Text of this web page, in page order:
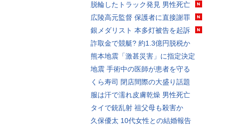
脱輪したトラック発見 男性死亡
広陵高元監督 保護者に直接謝罪
銀メダリスト 本多灯被告を起訴
詐取金で競艇? 約1.3億円脱税か
熊本地震「激甚災害」に指定決定
地震 手術中の医師が患者を守る
くら寿司 閉店間際の大盛り話題
服は汗で濡れ皮膚乾燥 男性死亡
タイで銃乱射 祖父母も殺害か
久保優太 10代女性との結婚報告